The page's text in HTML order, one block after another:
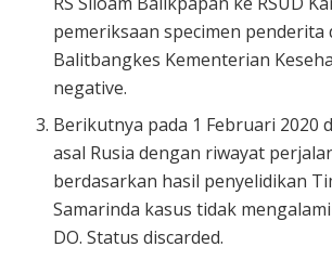
pemeriksaan specimen penderita
Balitbangkes Kementerian
negative.
Berikutnya pada 1 Februari 2020
asal Rusia dengan riwayat
berdasarkan hasil penyelidikan
Samarinda kasus tidak
DO. Status discarded.